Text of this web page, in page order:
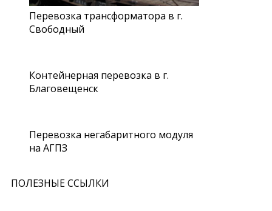
Перевозка трансформатора в г.
Свободный
Контейнерная перевозка в г.
Благовещенск
Перевозка негабаритного модуля
на АГПЗ
ПОЛЕЗНЫЕ ССЫЛКИ